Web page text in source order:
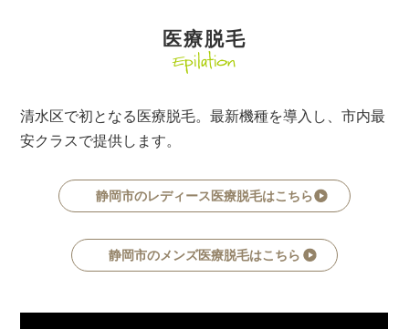
医療脱毛
Epilation
清水区で初となる医療脱毛。最新機種を導入し、市内最
安クラスで提供します。
静岡市のレディース医療脱毛はこちら
静岡市のメンズ医療脱毛はこちら